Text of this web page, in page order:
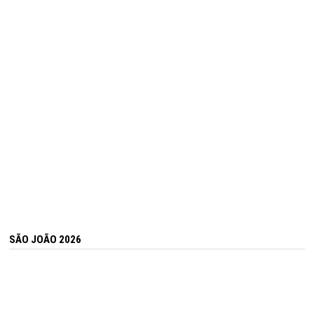
SÃO JOÃO 2026